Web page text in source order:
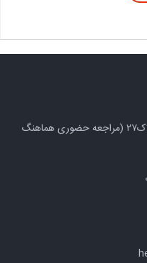
تهران، خ 15 خرداد، خ پامنار، پلاک۲۷ (مراجعه حضوری هماهنگ